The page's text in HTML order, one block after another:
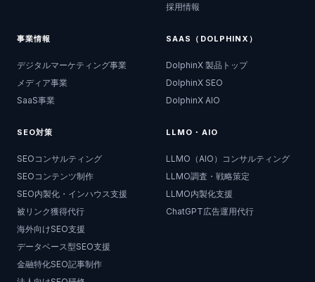
採用情報
事業情報
デジタルマーケティング事業
メディア事業
SaaS事業
SAAS（DOLPHINX）
DolphinX 製品トップ
DolphinX SEO
DolphinX AIO
SEO対策
SEOコンサルティング
SEOコンテンツ制作
SEO内製化・インハウス支援
被リンク獲得代行
海外向けSEO支援
データベース型SEO支援
金融特化SEO記事制作
LLMO・AIO
LLMO（AIO）コンサルティング
LLMO調査・戦略策定
LLMO内製化支援
ChatGPT広告運用代行